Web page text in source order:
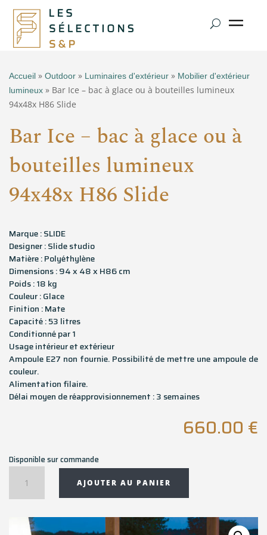
Accueil » Outdoor » Luminaires d'extérieur » Mobilier d'extérieur
lumineux » Bar Ice – bac à glace ou à bouteilles lumineux
94x48x H86 Slide
Bar Ice – bac à glace ou à
bouteilles lumineux
94x48x H86 Slide
Marque : SLIDE
Designer : Slide studio
Matière : Polyéthylène
Dimensions : 94 x 48 x H86 cm
Poids : 18 kg
Couleur : Glace
Finition : Mate
Capacité : 53 litres
Conditionné par 1
Usage intérieur et extérieur
Ampoule E27 non fournie. Possibilité de mettre une ampoule de
couleur.
Alimentation filaire.
Délai moyen de réapprovisionnement : 3 semaines
660.00 €
Disponible sur commande
Bar
AJOUTER AU PANIER